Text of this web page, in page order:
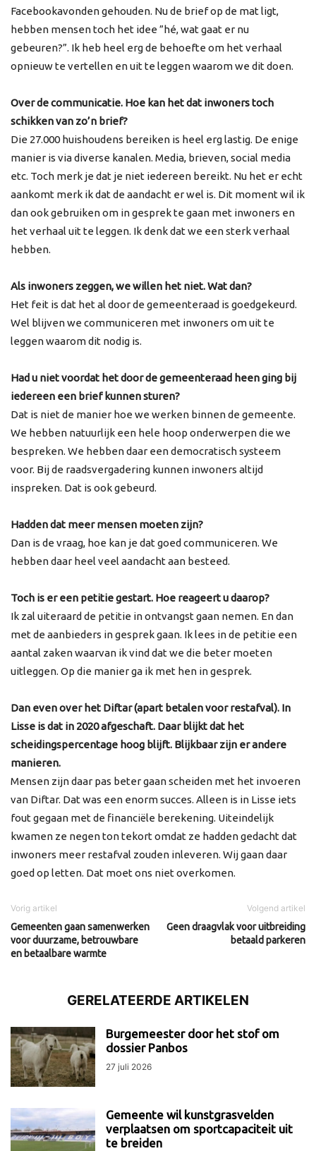
Facebookavonden gehouden. Nu de brief op de mat ligt,
hebben mensen toch het idee ”hé, wat gaat er nu
gebeuren?”. Ik heb heel erg de behoefte om het verhaal
opnieuw te vertellen en uit te leggen waarom we dit doen.
Over de communicatie. Hoe kan het dat inwoners toch
schikken van zo’n brief?
Die 27.000 huishoudens bereiken is heel erg lastig. De enige
manier is via diverse kanalen. Media, brieven, social media
etc. Toch merk je dat je niet iedereen bereikt. Nu het er echt
aankomt merk ik dat de aandacht er wel is. Dit moment wil ik
dan ook gebruiken om in gesprek te gaan met inwoners en
het verhaal uit te leggen. Ik denk dat we een sterk verhaal
hebben.
Als inwoners zeggen, we willen het niet. Wat dan?
Het feit is dat het al door de gemeenteraad is goedgekeurd.
Wel blijven we communiceren met inwoners om uit te
leggen waarom dit nodig is.
Had u niet voordat het door de gemeenteraad heen ging bij
iedereen een brief kunnen sturen?
Dat is niet de manier hoe we werken binnen de gemeente.
We hebben natuurlijk een hele hoop onderwerpen die we
bespreken. We hebben daar een democratisch systeem
voor. Bij de raadsvergadering kunnen inwoners altijd
inspreken. Dat is ook gebeurd.
Hadden dat meer mensen moeten zijn?
Dan is de vraag, hoe kan je dat goed communiceren. We
hebben daar heel veel aandacht aan besteed.
Toch is er een petitie gestart. Hoe reageert u daarop?
Ik zal uiteraard de petitie in ontvangst gaan nemen. En dan
met de aanbieders in gesprek gaan. Ik lees in de petitie een
aantal zaken waarvan ik vind dat we die beter moeten
uitleggen. Op die manier ga ik met hen in gesprek.
Dan even over het Diftar (apart betalen voor restafval). In
Lisse is dat in 2020 afgeschaft. Daar blijkt dat het
scheidingspercentage hoog blijft. Blijkbaar zijn er andere
manieren.
Mensen zijn daar pas beter gaan scheiden met het invoeren
van Diftar. Dat was een enorm succes. Alleen is in Lisse iets
fout gegaan met de financiële berekening. Uiteindelijk
kwamen ze negen ton tekort omdat ze hadden gedacht dat
inwoners meer restafval zouden inleveren. Wij gaan daar
goed op letten. Dat moet ons niet overkomen.
Vorig artikel
Gemeenten gaan samenwerken
voor duurzame, betrouwbare
en betaalbare warmte
Volgend artikel
Geen draagvlak voor uitbreiding
betaald parkeren
GERELATEERDE ARTIKELEN
Burgemeester door het stof om
dossier Panbos
27 juli 2026
Gemeente wil kunstgrasvelden
verplaatsen om sportcapaciteit uit
te breiden